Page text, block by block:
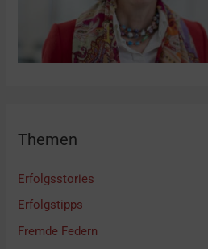
Themen
Erfolgsstories
Erfolgstipps
Fremde Federn